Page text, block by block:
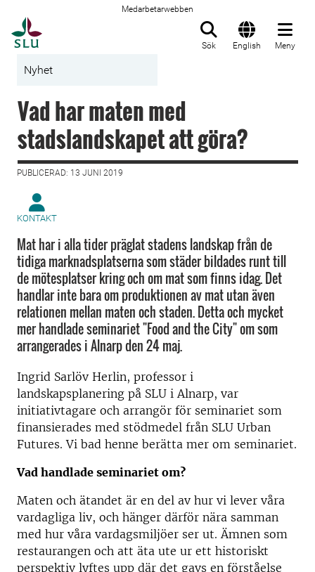
Medarbetarwebben
Sök English Meny
Nyhet
Vad har maten med
stadslandskapet att göra?
PUBLICERAD: 13 JUNI 2019
KONTAKT
Mat har i alla tider präglat stadens landskap från de
tidiga marknadsplatserna som städer bildades runt till
de mötesplatser kring och om mat som finns idag. Det
handlar inte bara om produktionen av mat utan även
relationen mellan maten och staden. Detta och mycket
mer handlade seminariet "Food and the City" om som
arrangerades i Alnarp den 24 maj.
Ingrid Sarlöv Herlin, professor i
landskapsplanering på SLU i Alnarp, var
initiativtagare och arrangör för seminariet som
finansierades med stödmedel från SLU Urban
Futures. Vi bad henne berätta mer om seminariet.
Vad handlade seminariet om?
Maten och ätandet är en del av hur vi lever våra
vardagliga liv, och hänger därför nära samman
med hur våra vardagsmiljöer ser ut. Ämnen som
restaurangen och att äta ute ur ett historiskt
perspektiv lyftes upp där det gavs en förståelse